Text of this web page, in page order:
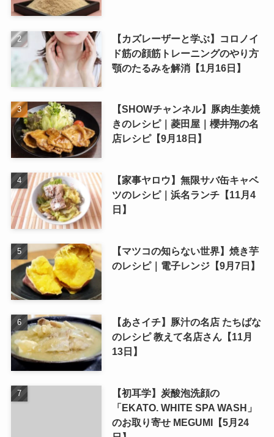
【カズレーザーと学ぶ】コロノイ
ド筋の顔筋トレーニングのやり方
顎のたるみを解消【1月16日】
【SHOWチャンネル】豚肉生姜焼
きのレシピ｜菱田屋｜櫻井翔の名
店レシピ【9月18日】
【家事ヤロウ】無限サバ缶キャベ
ツのレシピ｜浜名ランチ【11月4
日】
【マツコの知らない世界】焼き芋
のレシピ｜電子レンジ【9月7日】
【あさイチ】豚汁の名店 たちばな
のレシピ 教えて名店さん【11月
13日】
【初耳学】炭酸泡洗顔の
「EKATO. WHITE SPA WASH」
のお取り寄せ MEGUMI【5月24